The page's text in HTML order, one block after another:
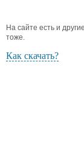
На сайте есть и
тоже.
Как скачать?